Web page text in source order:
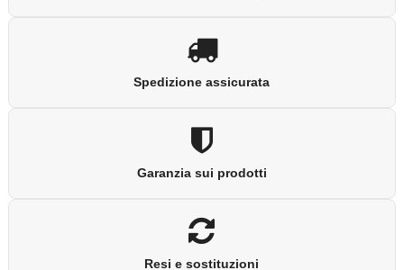
Spedizione assicurata
Garanzia sui prodotti
Resi e sostituzioni